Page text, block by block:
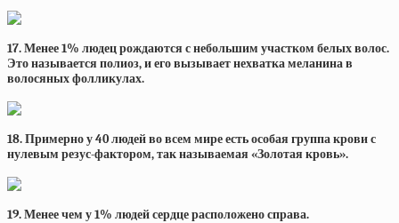
17. Менее 1% людец рождаются с небольшим участком белых волос.
Это называется полиоз, и его вызывает нехватка меланина в
волосяных фолликулах.
18. Примерно у 40 людей во всем мире есть особая группа крови с
нулевым резус-фактором, так называемая «Золотая кровь».
19. Менее чем у 1% людей сердце расположено справа.